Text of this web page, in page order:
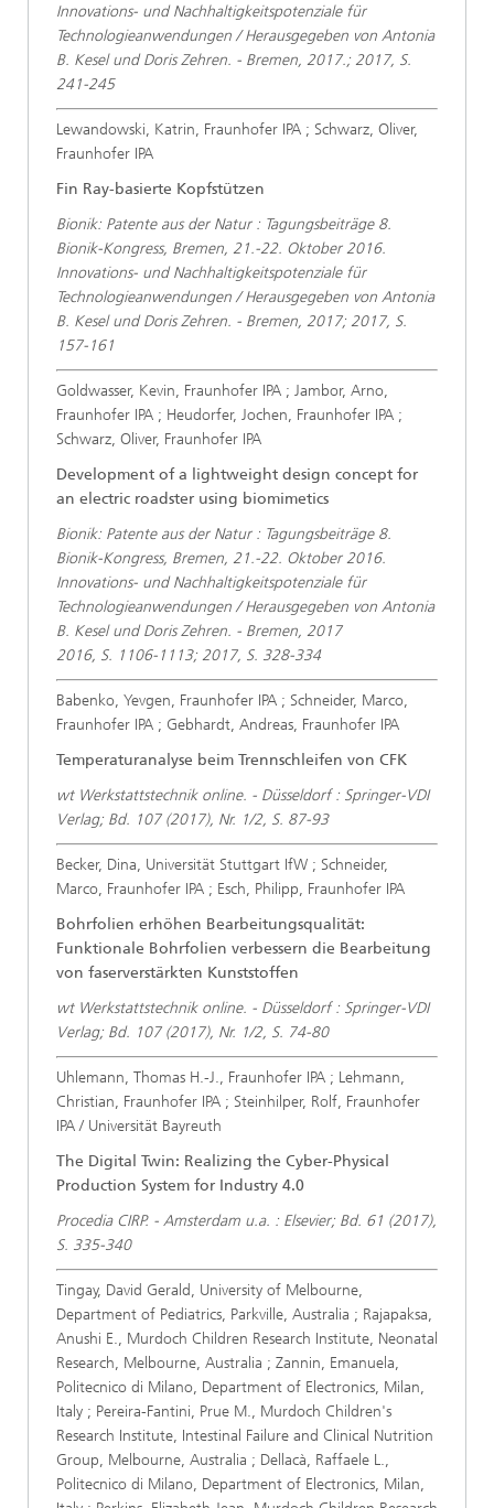
Innovations- und Nachhaltigkeitspotenziale für
Technologieanwendungen / Herausgegeben von Antonia
B. Kesel und Doris Zehren. - Bremen, 2017.; 2017, S.
241-245
Lewandowski, Katrin, Fraunhofer IPA ; Schwarz, Oliver,
Fraunhofer IPA
Fin Ray-basierte Kopfstützen
Bionik: Patente aus der Natur : Tagungsbeiträge 8.
Bionik-Kongress, Bremen, 21.-22. Oktober 2016.
Innovations- und Nachhaltigkeitspotenziale für
Technologieanwendungen / Herausgegeben von Antonia
B. Kesel und Doris Zehren. - Bremen, 2017; 2017, S.
157-161
Goldwasser, Kevin, Fraunhofer IPA ; Jambor, Arno,
Fraunhofer IPA ; Heudorfer, Jochen, Fraunhofer IPA ;
Schwarz, Oliver, Fraunhofer IPA
Development of a lightweight design concept for
an electric roadster using biomimetics
Bionik: Patente aus der Natur : Tagungsbeiträge 8.
Bionik-Kongress, Bremen, 21.-22. Oktober 2016.
Innovations- und Nachhaltigkeitspotenziale für
Technologieanwendungen / Herausgegeben von Antonia
B. Kesel und Doris Zehren. - Bremen, 2017
2016, S. 1106-1113; 2017, S. 328-334
Babenko, Yevgen, Fraunhofer IPA ; Schneider, Marco,
Fraunhofer IPA ; Gebhardt, Andreas, Fraunhofer IPA
Temperaturanalyse beim Trennschleifen von CFK
wt Werkstattstechnik online. - Düsseldorf : Springer-VDI
Verlag; Bd. 107 (2017), Nr. 1/2, S. 87-93
Becker, Dina, Universität Stuttgart IfW ; Schneider,
Marco, Fraunhofer IPA ; Esch, Philipp, Fraunhofer IPA
Bohrfolien erhöhen Bearbeitungsqualität:
Funktionale Bohrfolien verbessern die Bearbeitung
von faserverstärkten Kunststoffen
wt Werkstattstechnik online. - Düsseldorf : Springer-VDI
Verlag; Bd. 107 (2017), Nr. 1/2, S. 74-80
Uhlemann, Thomas H.-J., Fraunhofer IPA ; Lehmann,
Christian, Fraunhofer IPA ; Steinhilper, Rolf, Fraunhofer
IPA / Universität Bayreuth
The Digital Twin: Realizing the Cyber-Physical
Production System for Industry 4.0
Procedia CIRP. - Amsterdam u.a. : Elsevier; Bd. 61 (2017),
S. 335-340
Tingay, David Gerald, University of Melbourne,
Department of Pediatrics, Parkville, Australia ; Rajapaksa,
Anushi E., Murdoch Children Research Institute, Neonatal
Research, Melbourne, Australia ; Zannin, Emanuela,
Politecnico di Milano, Department of Electronics, Milan,
Italy ; Pereira-Fantini, Prue M., Murdoch Children's
Research Institute, Intestinal Failure and Clinical Nutrition
Group, Melbourne, Australia ; Dellacà, Raffaele L.,
Politecnico di Milano, Department of Electronics, Milan,